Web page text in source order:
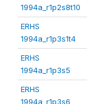
1994a_r1p2s8t10
ERHS
1994a_r1p3s1t4
ERHS
1994a_r1p3s5
ERHS
1994a_r1p3s6